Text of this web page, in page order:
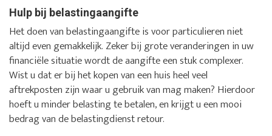
Hulp bij belastingaangifte
Het doen van belastingaangifte is voor particulieren niet
altijd even gemakkelijk. Zeker bij grote veranderingen in uw
financiële situatie wordt de aangifte een stuk complexer.
Wist u dat er bij het kopen van een huis heel veel
aftrekposten zijn waar u gebruik van mag maken? Hierdoor
hoeft u minder belasting te betalen, en krijgt u een mooi
bedrag van de belastingdienst retour.